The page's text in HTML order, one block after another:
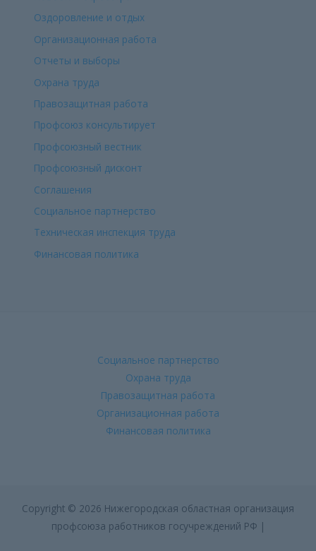
Оздоровление и отдых
Организационная работа
Отчеты и выборы
Охрана труда
Правозащитная работа
Профсоюз консультирует
Профсоюзный вестник
Профсоюзный дисконт
Соглашения
Социальное партнерство
Техническая инспекция труда
Финансовая политика
Социальное партнерство
Охрана труда
Правозащитная работа
Организационная работа
Финансовая политика
Copyright © 2026 Нижегородская областная организация
профсоюза работников госучреждений РФ |